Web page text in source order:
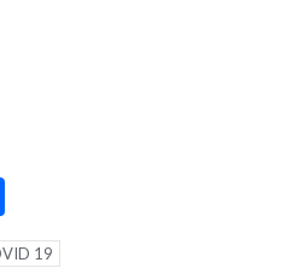
19